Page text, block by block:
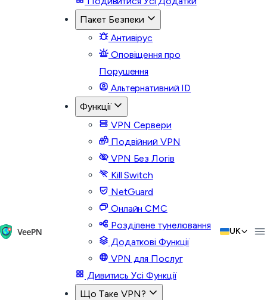
Пакет Безпеки
Антивірус
Оповіщення про
Порушення
Альтернативний ID
Функції
VPN Сервери
Подвійний VPN
VPN Без Логів
Kill Switch
NetGuard
Онлайн СМС
Розділене тунелювання
Додаткові Функції
VPN для Послуг
Дивитись Усі Функції
Що Таке VPN?
UK